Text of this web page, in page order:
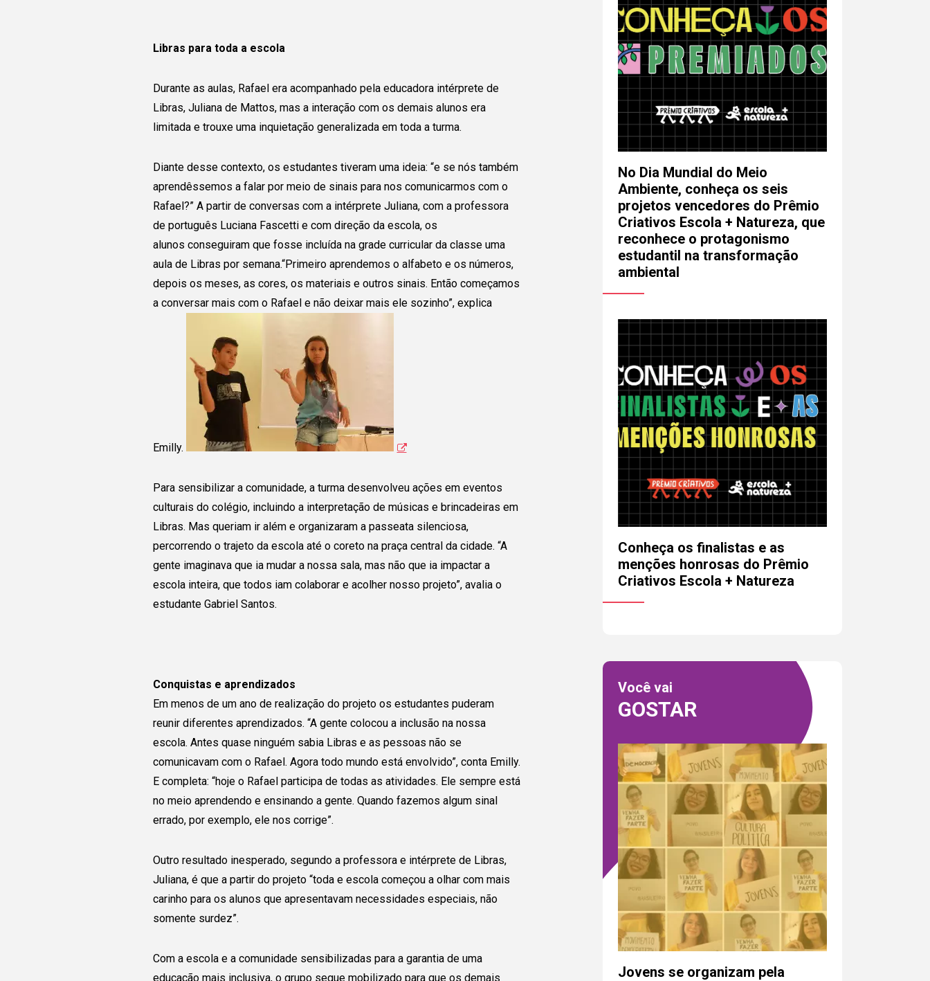
Libras para toda a escola
Durante as aulas, Rafael era acompanhado pela educadora intérprete de
Libras, Juliana de Mattos, mas a interação com os demais alunos era
limitada e trouxe uma inquietação generalizada em toda a turma.
Diante desse contexto, os estudantes tiveram uma ideia: “e se nós também
aprendêssemos a falar por meio de sinais para nos comunicarmos com o
Rafael?” A partir de conversas com a intérprete Juliana, com a professora
de português Luciana Fascetti e com direção da escola, os
alunos conseguiram que fosse incluída na grade curricular da classe uma
aula de Libras por semana.“Primeiro aprendemos o alfabeto e os números,
depois os meses, as cores, os materiais e outros sinais. Então começamos
a conversar mais com o Rafael e não deixar mais ele sozinho”, explica
Emilly.
Para sensibilizar a comunidade, a turma desenvolveu ações em eventos
culturais do colégio, incluindo a interpretação de músicas e brincadeiras em
Libras. Mas queriam ir além e organizaram a passeata silenciosa,
percorrendo o trajeto da escola até o coreto na praça central da cidade. “A
gente imaginava que ia mudar a nossa sala, mas não que ia impactar a
escola inteira, que todos iam colaborar e acolher nosso projeto”, avalia o
estudante Gabriel Santos.
Conquistas e aprendizados
Em menos de um ano de realização do projeto os estudantes puderam
reunir diferentes aprendizados. “A gente colocou a inclusão na nossa
escola. Antes quase ninguém sabia Libras e as pessoas não se
comunicavam com o Rafael. Agora todo mundo está envolvido”, conta Emilly.
E completa: “hoje o Rafael participa de todas as atividades. Ele sempre está
no meio aprendendo e ensinando a gente. Quando fazemos algum sinal
errado, por exemplo, ele nos corrige”.
Outro resultado inesperado, segundo a professora e intérprete de Libras,
Juliana, é que a partir do projeto “toda e escola começou a olhar com mais
carinho para os alunos que apresentavam necessidades especiais, não
somente surdez”.
Com a escola e a comunidade sensibilizadas para a garantia de uma
educação mais inclusiva, o grupo segue mobilizado para que os demais
No Dia Mundial do Meio
Ambiente, conheça os seis
projetos vencedores do Prêmio
Criativos Escola + Natureza, que
reconhece o protagonismo
estudantil na transformação
ambiental
Conheça os finalistas e as
menções honrosas do Prêmio
Criativos Escola + Natureza
Você vai
GOSTAR
Jovens se organizam pela
está sendo realizada por
Preencha as informações abaixo e
permita que o grupo possa entrar
em contato com você! Caso o
acesso a seu contato para que
vocês possam dialogar.
Escola/ Organização (opcional)
Autorizo o envio de minhas informações para a pessoa responsável pela
inscrição do projeto e compreendo que o Criativos não possui responsabilidade
Voltar Enviar